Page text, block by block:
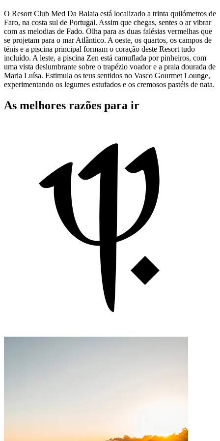
O Resort Club Med Da Balaia está localizado a trinta quilómetros de
Faro, na costa sul de Portugal. Assim que chegas, sentes o ar vibrar
com as melodias de Fado. Olha para as duas falésias vermelhas que
se projetam para o mar Atlântico. A oeste, os quartos, os campos de
ténis e a piscina principal formam o coração deste Resort tudo
incluído. A leste, a piscina Zen está camuflada por pinheiros, com
uma vista deslumbrante sobre o trapézio voador e a praia dourada de
Maria Luísa. Estimula os teus sentidos no Vasco Gourmet Lounge,
experimentando os legumes estufados e os cremosos pastéis de nata.
As melhores razões para ir